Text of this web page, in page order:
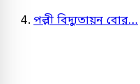
পল্লী বিদ্যুতায়ন বোর…